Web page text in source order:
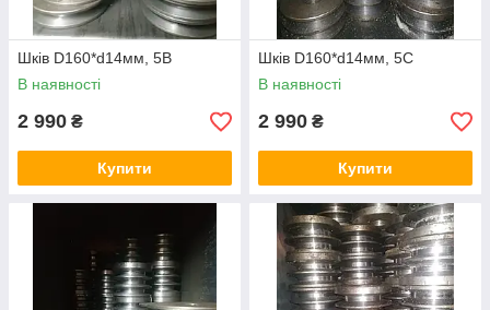
Шків D160*d14мм, 5В
В наявності
2 990 ₴
Купити
Шків D160*d14мм, 5С
В наявності
2 990 ₴
Купити